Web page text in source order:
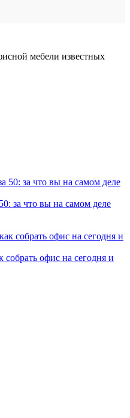
мебели известных
за что вы на самом деле
офис на сегодня и